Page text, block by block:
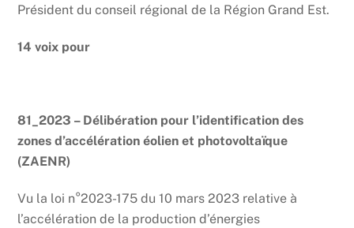
Président du conseil régional de la Région Grand Est.
14 voix pour
81_2023 – Délibération pour l’identification des
zones d’accélération éolien et photovoltaïque
(ZAENR)
Vu la loi n°2023-175 du 10 mars 2023 relative à
l’accélération de la production d’énergies